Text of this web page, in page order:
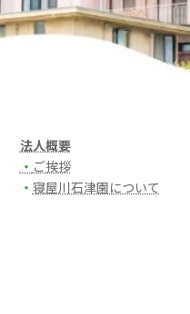
法人概要
・ ご挨拶
・ 寝屋川石津園について